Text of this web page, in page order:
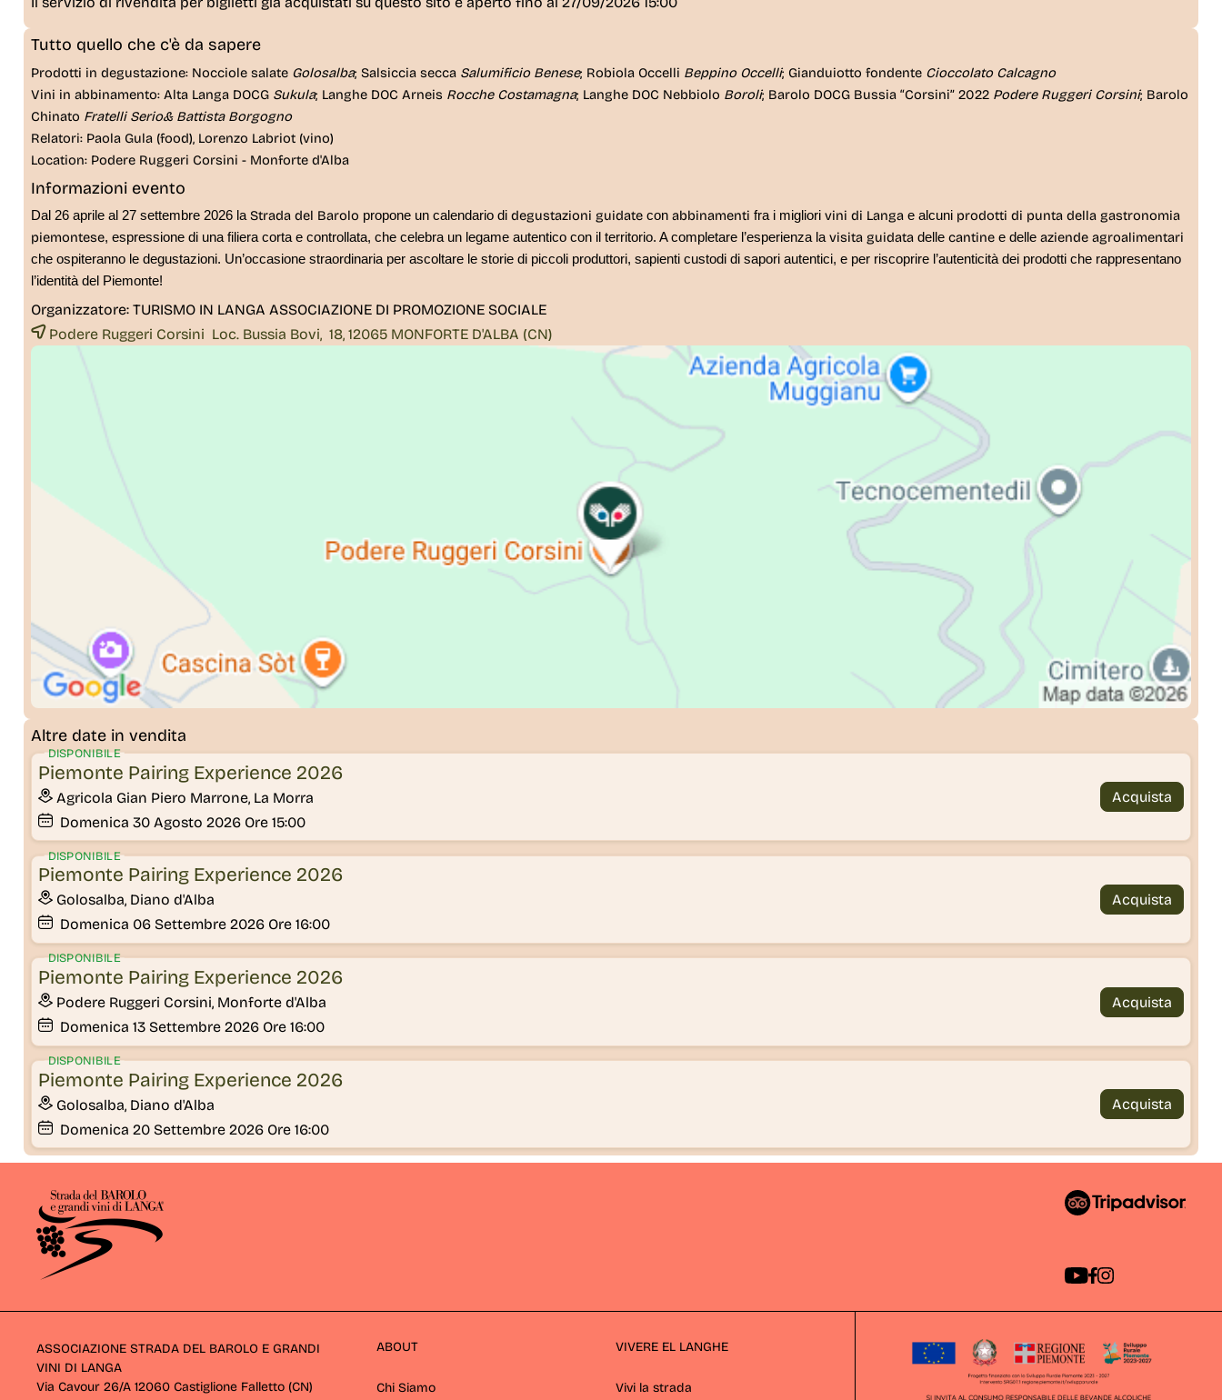
Tutto quello che c'è da sapere
Prodotti in degustazione: Nocciole salate Golosalba; Salsiccia secca Salumificio Benese; Robiola Occelli Beppino Occelli; Gianduiotto fondente Cioccolato Calcagno
Vini in abbinamento: Alta Langa DOCG Sukula; Langhe DOC Arneis Rocche Costamagna; Langhe DOC Nebbiolo Boroli; Barolo DOCG Bussia “Corsini” 2022 Podere Ruggeri Corsini; Barolo
Chinato Fratelli Serio& Battista Borgogno
Relatori: Paola Gula (food), Lorenzo Labriot (vino)
Location: Podere Ruggeri Corsini - Monforte d'Alba
Informazioni evento
Dal 26 aprile al 27 settembre 2026 laStrada del Barolo propone un calendario di degustazioni guidatecon abbinamenti fra i migliori vini di Langae alcuni prodotti di punta della gastronomia
piemontese, espressione di una filiera corta e controllata, che celebra un legame autentico con il territorio. A completare l’esperienza lavisita guidatadelle cantinee delle aziende agroalimentari
che ospiteranno le degustazioni. Un’occasione straordinaria per ascoltare le storie di piccoli produttori, sapienti custodi di sapori autentici, e per riscoprire l’autenticità dei prodotti che rappresentano
l’identità del Piemonte!
Organizzatore: TURISMO IN LANGA ASSOCIAZIONE DI PROMOZIONE SOCIALE
Podere Ruggeri Corsini Loc. Bussia Bovi, 18, 12065 MONFORTE D'ALBA (CN)
Altre date in vendita
Piemonte Pairing Experience 2026
Agricola Gian Piero Marrone, La Morra
Domenica 30 Agosto 2026 Ore 15:00
DISPONIBILE
Acquista
Piemonte Pairing Experience 2026
Golosalba, Diano d'Alba
Domenica 06 Settembre 2026 Ore 16:00
DISPONIBILE
Acquista
Piemonte Pairing Experience 2026
Podere Ruggeri Corsini, Monforte d'Alba
Domenica 13 Settembre 2026 Ore 16:00
DISPONIBILE
Acquista
Piemonte Pairing Experience 2026
Golosalba, Diano d'Alba
Domenica 20 Settembre 2026 Ore 16:00
DISPONIBILE
Acquista
ASSOCIAZIONE STRADA DEL BAROLO E GRANDI
VINI DI LANGA
Via Cavour 26/A 12060 Castiglione Falletto (CN)
ABOUT
Chi Siamo
VIVERE EL LANGHE
Vivi la strada